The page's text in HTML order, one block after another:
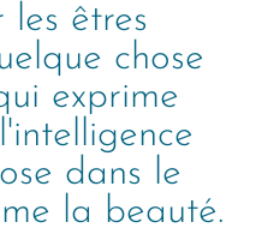
êtres
chose
exprime
dans le
la beauté.